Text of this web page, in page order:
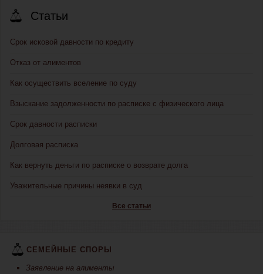
Статьи
Срок исковой давности по кредиту
Отказ от алиментов
Как осуществить вселение по суду
Взыскание задолженности по расписке с физического лица
Срок давности расписки
Долговая расписка
Как вернуть деньги по расписке о возврате долга
Уважительные причины неявки в суд
Все статьи
СЕМЕЙНЫЕ СПОРЫ
Заявление на алименты